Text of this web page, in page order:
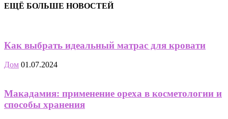
ЕЩЁ БОЛЬШЕ НОВОСТЕЙ
Как выбрать идеальный матрас для кровати
Дом 01.07.2024
Макадамия: применение ореха в косметологии и
способы хранения